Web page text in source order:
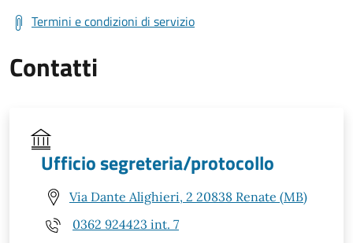
Termini e condizioni di servizio
Contatti
Ufficio segreteria/protocollo
Via Dante Alighieri, 2 20838 Renate (MB)
0362 924423 int. 7